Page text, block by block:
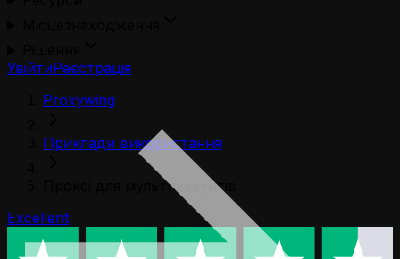
УвійтиРеєстрація
Proxywing
Приклади використання
Проксі для мультиакаунтів
Excellent